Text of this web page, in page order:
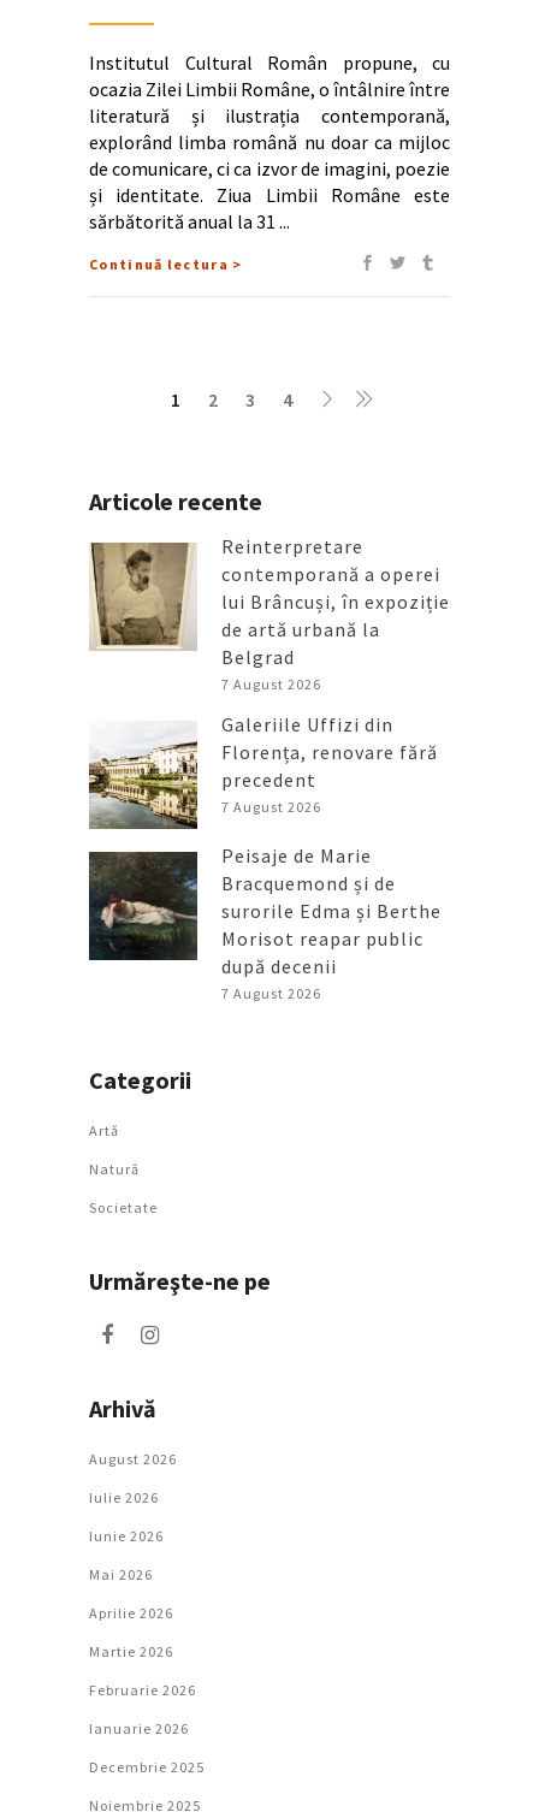
Institutul Cultural Român propune, cu
ocazia Zilei Limbii Române, o întâlnire între
literatură și ilustrația contemporană,
explorând limba română nu doar ca mijloc
de comunicare, ci ca izvor de imagini, poezie
și identitate. Ziua Limbii Române este
sărbătorită anual la 31
Continuă lectura >
1 2 3 4
Articole recente
Reinterpretare
contemporană a operei
lui Brâncuși, în expoziție
de artă urbană la
Belgrad
7 August 2026
Galeriile Uffizi din
Florența, renovare fără
precedent
7 August 2026
Peisaje de Marie
Bracquemond și de
surorile Edma și Berthe
Morisot reapar public
după decenii
7 August 2026
Categorii
Artǎ
Natură
Societate
Urmăreşte-ne pe
Arhivă
August 2026
Iulie 2026
Iunie 2026
Mai 2026
Aprilie 2026
Martie 2026
Februarie 2026
Ianuarie 2026
Decembrie 2025
Noiembrie 2025